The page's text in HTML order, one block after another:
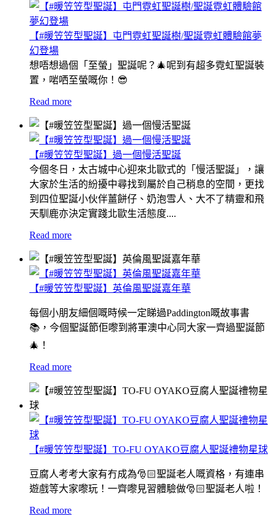
【#暖笠笠型聖誕】屯門霓虹聖誕樹/聖誕霓虹體驗館夢
幻登場
想唔想過個「至螢」聖誕呢？🎄呢到有超多霓虹聖誕裝
置，啱哂至螢嘅你！😎
Read more
【#暖笠笠型聖誕】過一個慢活聖誕
今個冬日，太古城中心迎來北歐式的「慢活聖誕」，讓
大家於生活的紛擾中尋找到屬於自己稍息的空間，更找
到四位聖誕小伙伴薑餅仔、奶泡雪人、大不了精靈和飛
天馴鹿亦決定實踐北歐生活態度....
Read more
【#暖笠笠型聖誕】英倫風聖誕嘉年華
每個小朋友細個嘅時候一定睇過Paddington嘅故事書
📚，今個聖誕節佢嚟到將軍澳中心同大家一齊過聖誕節
🎄！
Read more
【#暖笠笠型聖誕】TO-FU OYAKO豆腐人聖誕禮物星球
豆腐人考考大家有冇成為🎅🏻聖誕老人嘅資格，有連串
遊戲等大家嚟玩！一齊嚟見習體驗做🎅🏻聖誕老人啦！
Read more